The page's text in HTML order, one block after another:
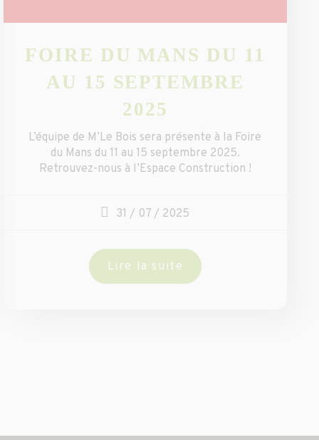
FOIRE DU MANS DU 11
AU 15 SEPTEMBRE
2025
L’équipe de M’Le Bois sera présente à la Foire
du Mans du 11 au 15 septembre 2025.
Retrouvez-nous à l’Espace Construction !
31 / 07 / 2025
Lire la suite